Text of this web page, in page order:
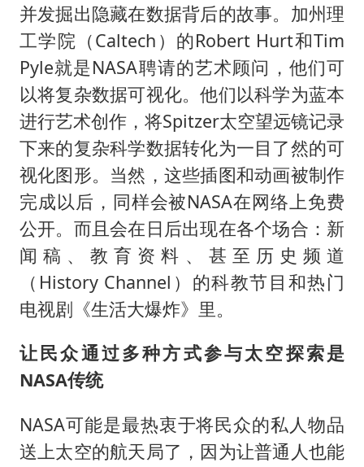
并发掘出隐藏在数据背后的故事。加州理
工学院（Caltech）的Robert Hurt和Tim
Pyle就是NASA聘请的艺术顾问，他们可
以将复杂数据可视化。他们以科学为蓝本
进行艺术创作，将Spitzer太空望远镜记录
下来的复杂科学数据转化为一目了然的可
视化图形。当然，这些插图和动画被制作
完成以后，同样会被NASA在网络上免费
公开。而且会在日后出现在各个场合：新
闻稿、教育资料、甚至历史频道
（History Channel）的科教节目和热门
电视剧《生活大爆炸》里。
让民众通过多种方式参与太空探索是
NASA传统
NASA可能是最热衷于将民众的私人物品
送上太空的航天局了，因为让普通人也能